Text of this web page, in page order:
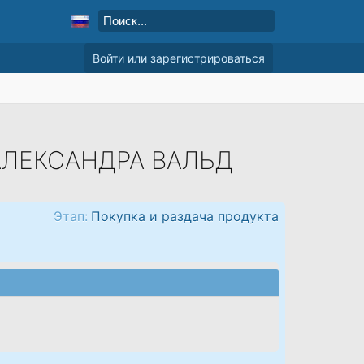
ВАЛЬД
Этап: Покупка и раздача продукта
Войти или зарегистрироваться